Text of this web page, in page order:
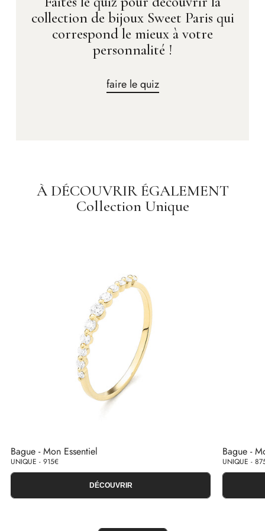
collection de bijoux Sweet Paris qui
correspond le mieux à votre
personnalité !
faire le quiz
À DÉCOUVRIR ÉGALEMENT
Collection Unique
Bague - Mon Essentiel
UNIQUE - 915€
DÉCOUVRIR
Bague -
UNIQUE -